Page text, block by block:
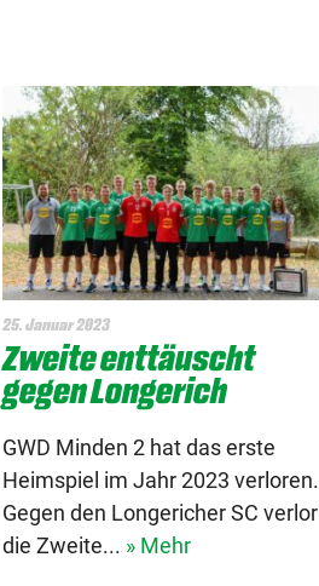
25. Januar 2023
Zweite enttäuscht
gegen Longerich
GWD Minden 2 hat das erste
Heimspiel im Jahr 2023 verloren.
Gegen den Longericher SC verlor
die Zweite... » Mehr